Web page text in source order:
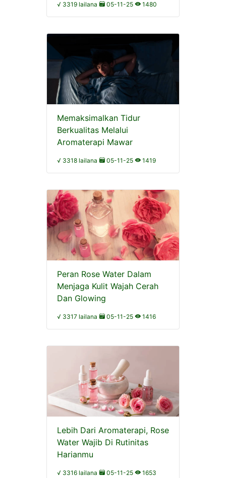
√ 3319 lailana 05-11-25 1480
Memaksimalkan Tidur
Berkualitas Melalui
Aromaterapi Mawar
√ 3318 lailana 05-11-25 1419
Peran Rose Water Dalam
Menjaga Kulit Wajah Cerah
Dan Glowing
√ 3317 lailana 05-11-25 1416
Lebih Dari Aromaterapi, Rose
Water Wajib Di Rutinitas
Harianmu
√ 3316 lailana 05-11-25 1653